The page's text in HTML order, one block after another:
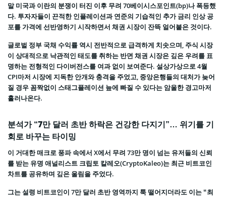
말 미국과 이란의 분쟁이 터진 이후 무려 70베이시스포인트(bp)나 폭등했
다. 투자자들이 끈적한 인플레이션과 연준의 기습적인 추가 금리 인상 공
포를 가격에 선반영하기 시작하면서 채권 시장이 잔뜩 얼어붙은 것이다.
글로벌 정부 국채 수익률 역시 전반적으로 급격하게 치솟으며, 주식 시장
이 상대적으로 낙관적인 태도를 취하는 반면 채권 시장은 깊은 우려를 표
명하는 전형적인 다이버전스를 여과 없이 보여준다. 설상가상으로 4월
CPI마저 시장에 지독한 안개와 충격을 주었고, 중앙은행들의 대처가 늦어
질 경우 꼼짝없이 스태그플레이션 늪에 빠질 수 있다는 암울한 경고마저
흘러나온다.
분석가 “7만 달러 초반 하락은 건강한 다지기”… 위기를 기
회로 바꾸는 타이밍
이 거대한 매크로 풍파 속에서 X에서 무려 73만 명이 넘는 유저들의 신뢰
를 받는 유명 애널리스트 크립토 칼레오(CryptoKaleo)는 최근 비트코인
차트를 공유하며 깊은 울림을 주었다.
그는 설령 비트코인이 7만 달러 초반 영역까지 툭 떨어지더라도 이는 “최